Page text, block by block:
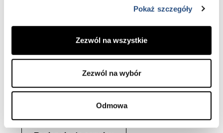
Pokaż szczegóły
Zezwól na wszystkie
Zezwól na wybór
Odmowa
samochodu oraz utrzymanie wartości auta
na najwyższym możliwym poziomie. Volvo Cars
App - aplikacja pomocna w poważnych
sytuacjach oraz w zarządzaniu samochodem
i umawianiu się do serwisu - przedłużenie tej
usługi dostaniesz w prezencie wykonując